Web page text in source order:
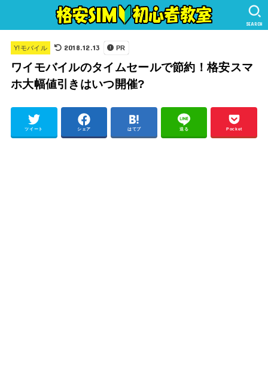
SEARCH
Y!モバイル 2018.12.13 PR
ワイモバイルのタイムセールで節約！格安スマ
ホ大幅値引きはいつ開催?
ツイート シェア はてブ 送る Pocket